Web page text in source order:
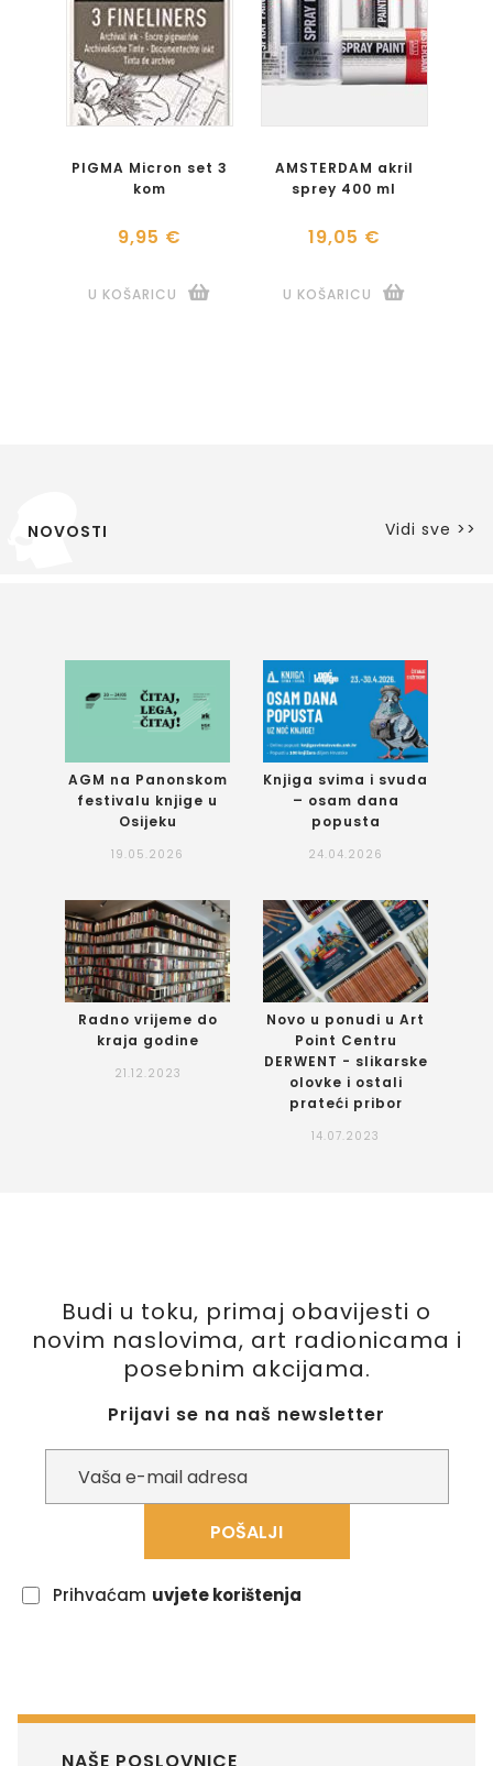
PIGMA Micron set 3
kom
9,95 €
U KOŠARICU
AMSTERDAM akril
sprey 400 ml
19,05 €
U KOŠARICU
NOVOSTI Vidi sve >>
AGM na Panonskom
festivalu knjige u
Osijeku
19.05.2026
Knjiga svima i svuda
– osam dana
popusta
24.04.2026
Radno vrijeme do
kraja godine
21.12.2023
Novo u ponudi u Art
Point Centru
DERWENT - slikarske
olovke i ostali
prateći pribor
14.07.2023
Budi u toku, primaj obavijesti o
novim naslovima, art radionicama i
posebnim akcijama.
Prijavi se na naš newsletter
POŠALJI
Prihvaćam uvjete korištenja